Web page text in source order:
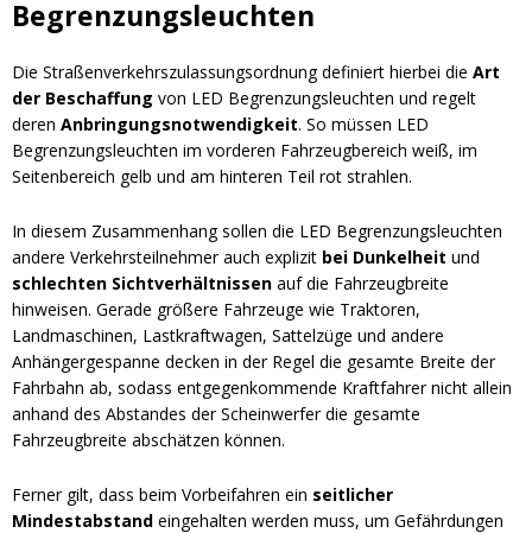
Begrenzungsleuchten
Die Straßenverkehrszulassungsordnung definiert hierbei die Art
der Beschaffung von LED Begrenzungsleuchten und regelt
deren Anbringungsnotwendigkeit. So müssen LED
Begrenzungsleuchten im vorderen Fahrzeugbereich weiß, im
Seitenbereich gelb und am hinteren Teil rot strahlen.
In diesem Zusammenhang sollen die LED Begrenzungsleuchten
andere Verkehrsteilnehmer auch explizit bei Dunkelheit und
schlechten Sichtverhältnissen auf die Fahrzeugbreite
hinweisen. Gerade größere Fahrzeuge wie Traktoren,
Landmaschinen, Lastkraftwagen, Sattelzüge und andere
Anhängergespanne decken in der Regel die gesamte Breite der
Fahrbahn ab, sodass entgegenkommende Kraftfahrer nicht allein
anhand des Abstandes der Scheinwerfer die gesamte
Fahrzeugbreite abschätzen können.
Ferner gilt, dass beim Vorbeifahren ein seitlicher
Mindestabstand eingehalten werden muss, um Gefährdungen